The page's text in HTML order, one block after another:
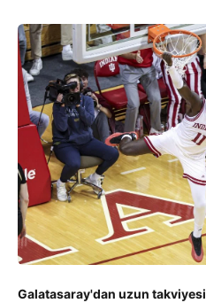
Galatasaray'dan uzun takviyesi